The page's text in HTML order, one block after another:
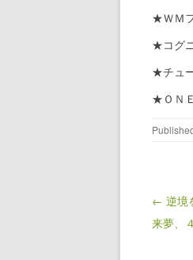
★Ｗ
★コ
★チ
★ＯＮ
Post
← 逆境
来夢、